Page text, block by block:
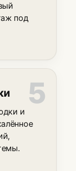
под
и